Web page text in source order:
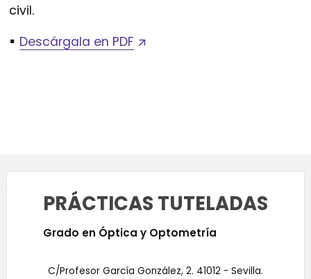
civil.
Descárgala en PDF
PRÁCTICAS TUTELADAS
Grado en Óptica y Optometría
C/Profesor García González, 2. 41012 - Sevilla.